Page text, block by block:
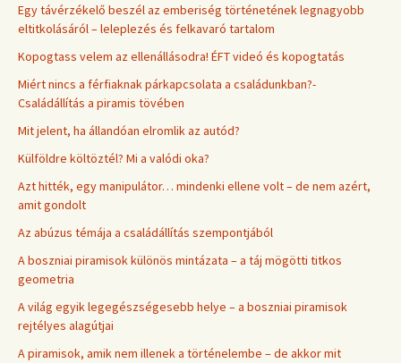
Egy távérzékelő beszél az emberiség történetének legnagyobb
eltitkolásáról – leleplezés és felkavaró tartalom
Kopogtass velem az ellenállásodra! ÉFT videó és kopogtatás
Miért nincs a férfiaknak párkapcsolata a családunkban?-
Családállítás a piramis tövében
Mit jelent, ha állandóan elromlik az autód?
Külföldre költöztél? Mi a valódi oka?
Azt hitték, egy manipulátor… mindenki ellene volt – de nem azért,
amit gondolt
Az abúzus témája a családállítás szempontjából
A boszniai piramisok különös mintázata – a táj mögötti titkos
geometria
A világ egyik legegészségesebb helye – a boszniai piramisok
rejtélyes alagútjai
A piramisok, amik nem illenek a történelembe – de akkor mit